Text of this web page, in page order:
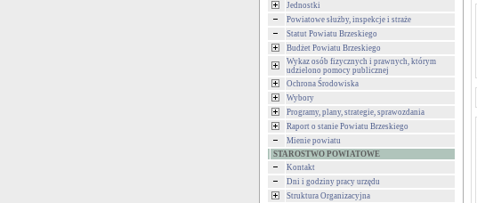
Jednostki
Powiatowe służby, inspekcje i straże
Statut Powiatu Brzeskiego
Budżet Powiatu Brzeskiego
Wykaz osób fizycznych i prawnych, którym
udzielono pomocy publicznej
Ochrona Środowiska
Wybory
Programy, plany, strategie, sprawozdania
Raport o stanie Powiatu Brzeskiego
Mienie powiatu
STAROSTWO POWIATOWE
Kontakt
Dni i godziny pracy urzędu
Struktura Organizacyjna